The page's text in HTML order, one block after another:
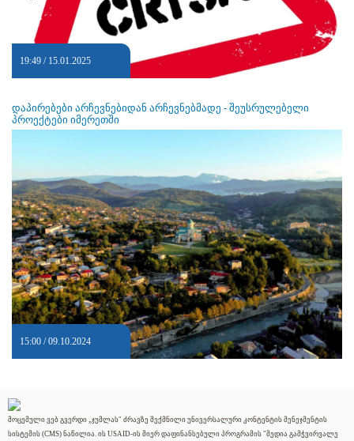
19:49 / 15.01.2025
დაპირებები არჩევნებიდან არჩევნებმადე - შეუსრულებელი
პროექტები იმერეთში
15:00 / 09.10.2024
მოცემული ვებ გვერდი „ჯუმლას" ძრავზე შექმნილი უნივერსალური კონტენტის მენეჯმენტის
სისტემის (CMS) ნაწილია. ის USAID-ის მიერ დაფინანსებული პროგრამის "მედია გამჭვირვალე